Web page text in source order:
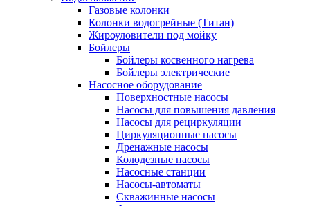
Газовые колонки
Колонки водогрейные (Титан)
Жироуловители под мойку
Бойлеры
Бойлеры косвенного нагрева
Бойлеры электрические
Насосное оборудование
Поверхностные насосы
Насосы для повышения давления
Насосы для рециркуляции
Циркуляционные насосы
Дренажные насосы
Колодезные насосы
Насосные станции
Насосы-автоматы
Скважинные насосы